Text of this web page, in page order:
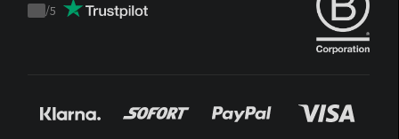
Trustpilot
/5